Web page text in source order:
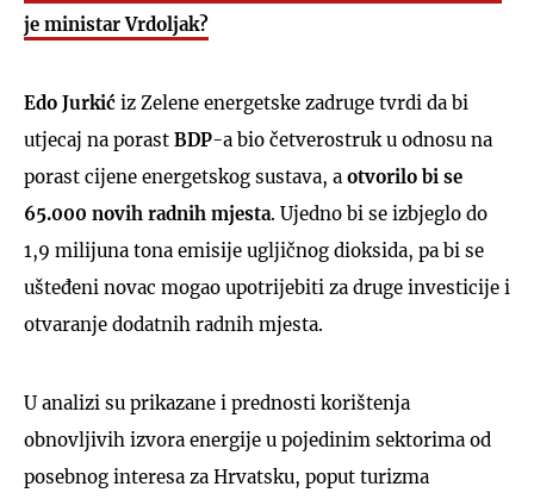
je ministar Vrdoljak?
Edo Jurkić iz Zelene energetske zadruge tvrdi da bi
utjecaj na porast BDP-a bio četverostruk u odnosu na
porast cijene energetskog sustava, a otvorilo bi se
65.000 novih radnih mjesta. Ujedno bi se izbjeglo do
1,9 milijuna tona emisije ugljičnog dioksida, pa bi se
ušteđeni novac mogao upotrijebiti za druge investicije i
otvaranje dodatnih radnih mjesta.
U analizi su prikazane i prednosti korištenja
obnovljivih izvora energije u pojedinim sektorima od
posebnog interesa za Hrvatsku, poput turizma